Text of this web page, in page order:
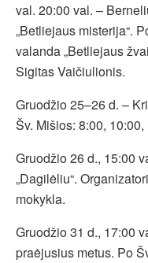
val. 20:00 val. –
„Betliejaus misterija“.
valanda „Betliejaus
Sigitas Vaičiulionis.
Gruodžio 25–26 d. –
Šv. Mišios: 8:00,
Gruodžio 26 d., 15:00
„Dagilėliu“.
mokykla.
Gruodžio 31 d., 17:00
praėjusius metus. Po